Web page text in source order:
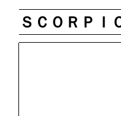
ＳＣＯＲＰ